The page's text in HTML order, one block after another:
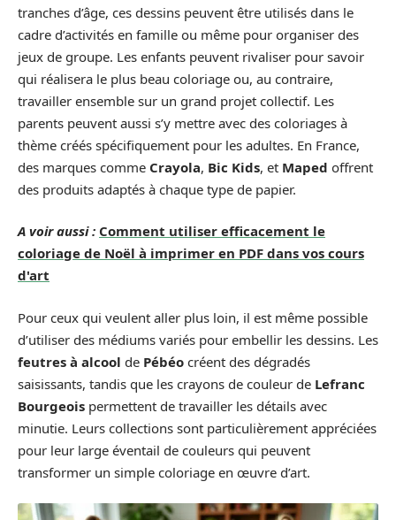
tranches d’âge, ces dessins peuvent être utilisés dans le
cadre d’activités en famille ou même pour organiser des
jeux de groupe. Les enfants peuvent rivaliser pour savoir
qui réalisera le plus beau coloriage ou, au contraire,
travailler ensemble sur un grand projet collectif. Les
parents peuvent aussi s’y mettre avec des coloriages à
thème créés spécifiquement pour les adultes. En France,
des marques comme Crayola, Bic Kids, et Maped offrent
des produits adaptés à chaque type de papier.
A voir aussi : Comment utiliser efficacement le
coloriage de Noël à imprimer en PDF dans vos cours
d'art
Pour ceux qui veulent aller plus loin, il est même possible
d’utiliser des médiums variés pour embellir les dessins. Les
feutres à alcool de Pébéo créent des dégradés
saisissants, tandis que les crayons de couleur de Lefranc
Bourgeois permettent de travailler les détails avec
minutie. Leurs collections sont particulièrement appréciées
pour leur large éventail de couleurs qui peuvent
transformer un simple coloriage en œuvre d’art.